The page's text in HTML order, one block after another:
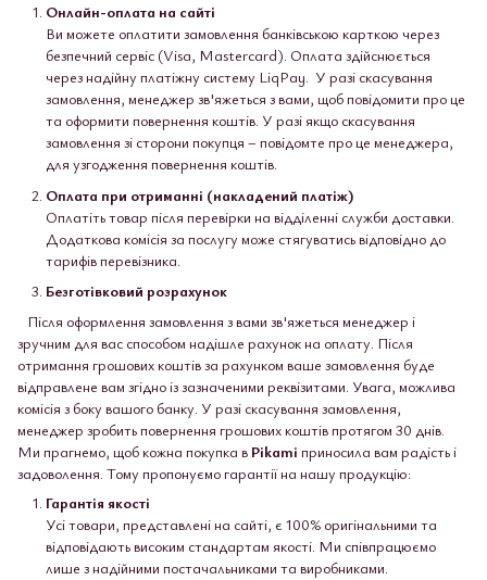
Онлайн-оплата на сайті
Ви можете оплатити замовлення банківською карткою через
безпечний сервіс (Visa, Mastercard). Оплата здійснюється
через надійну платіжну систему LiqPay. У разі скасування
замовлення, менеджер зв'яжеться з вами, щоб повідомити про це
та оформити повернення коштів. У разі якщо скасування
замовлення зі сторони покупця – повідомте про це менеджера,
для узгодження повернення коштів.
Оплата при отриманні (накладений платіж)
Оплатіть товар після перевірки на відділенні служби доставки.
Додаткова комісія за послугу може стягуватись відповідно до
тарифів перевізника.
Безготівковий розрахунок
Після оформлення замовлення з вами зв'яжеться менеджер і
зручним для вас способом надішле рахунок на оплату. Після
отримання грошових коштів за рахунком ваше замовлення буде
відправлене вам згідно із зазначеними реквізитами. Увага, можлива
комісія з боку вашого банку. У разі скасування замовлення,
менеджер зробить повернення грошових коштів протягом 30 днів.
Ми прагнемо, щоб кожна покупка в Pikami приносила вам радість і
задоволення. Тому пропонуємо гарантії на нашу продукцію:
Гарантія якості
Усі товари, представлені на сайті, є 100% оригінальними та
відповідають високим стандартам якості. Ми співпрацюємо
лише з надійними постачальниками та виробниками.